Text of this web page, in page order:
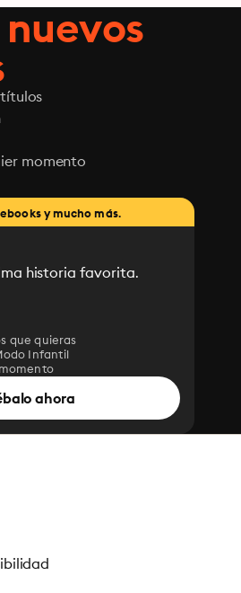
títulos
momento
y mucho más.
historia favorita.
que quieras
Infantil
ahora